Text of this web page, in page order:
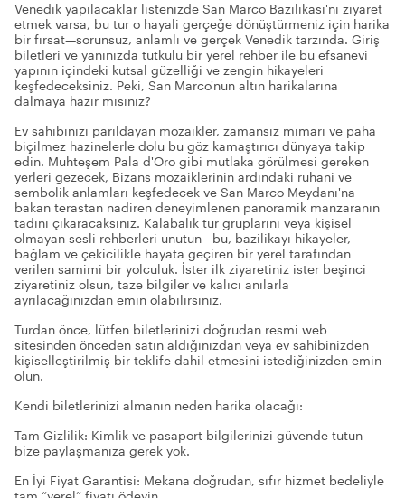
Venedik yapılacaklar listenizde San Marco Bazilikası'nı ziyaret
etmek varsa, bu tur o hayali gerçeğe dönüştürmeniz için harika
bir fırsat—sorunsuz, anlamlı ve gerçek Venedik tarzında. Giriş
biletleri ve yanınızda tutkulu bir yerel rehber ile bu efsanevi
yapının içindeki kutsal güzelliği ve zengin hikayeleri
keşfedeceksiniz. Peki, San Marco'nun altın harikalarına
dalmaya hazır mısınız?
Ev sahibinizi parıldayan mozaikler, zamansız mimari ve paha
biçilmez hazinelerle dolu bu göz kamaştırıcı dünyaya takip
edin. Muhteşem Pala d'Oro gibi mutlaka görülmesi gereken
yerleri gezecek, Bizans mozaiklerinin ardındaki ruhani ve
sembolik anlamları keşfedecek ve San Marco Meydanı'na
bakan terastan nadiren deneyimlenen panoramik manzaranın
tadını çıkaracaksınız. Kalabalık tur gruplarını veya kişisel
olmayan sesli rehberleri unutun—bu, bazilikayı hikayeler,
bağlam ve çekicilikle hayata geçiren bir yerel tarafından
verilen samimi bir yolculuk. İster ilk ziyaretiniz ister beşinci
ziyaretiniz olsun, taze bilgiler ve kalıcı anılarla
ayrılacağınızdan emin olabilirsiniz.
Turdan önce, lütfen biletlerinizi doğrudan resmi web
sitesinden önceden satın aldığınızdan veya ev sahibinizden
kişiselleştirilmiş bir teklife dahil etmesini istediğinizden emin
olun.
Kendi biletlerinizi almanın neden harika olacağı:
Tam Gizlilik: Kimlik ve pasaport bilgilerinizi güvende tutun—
bize paylaşmanıza gerek yok.
En İyi Fiyat Garantisi: Mekana doğrudan, sıfır hizmet bedeliyle